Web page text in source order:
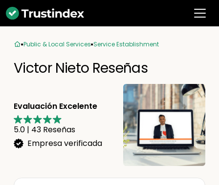
Public & Local Services Service Establishment
Victor Nieto Reseñas
Evaluación Excelente
5.0 | 43 Reseñas
Empresa verificada